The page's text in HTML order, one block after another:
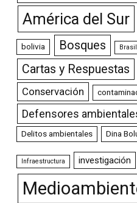
América del Sur
bolivia Bosques Brasil
Cartas y Respuestas
Conservación
Defensores
Delitos ambientales Dina
Infraestructura investigación